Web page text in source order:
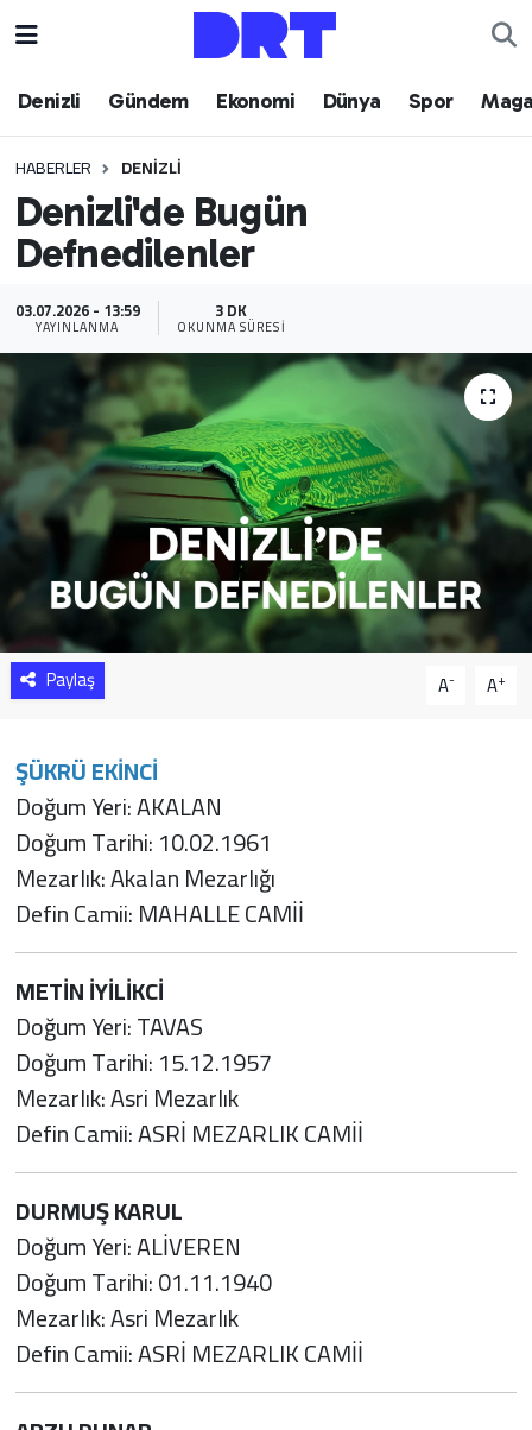
Denizli Gündem Ekonomi Dünya Spor
HABERLER DENIZLI
Denizli'de Bugün
Defnedilenler
03.07.2026 - 13:59
YAYINLANMA
3 DK
OKUNMA SÜRESI
Paylaş A- A+
ŞÜKRÜ EKİNCİ
Doğum Yeri: AKALAN
Doğum Tarihi: 10.02.1961
Mezarlık: Akalan Mezarlığı
Defin Camii: MAHALLE CAMİİ
METİN İYİLİKCİ
Doğum Yeri: TAVAS
Doğum Tarihi: 15.12.1957
Mezarlık: Asri Mezarlık
Defin Camii: ASRİ MEZARLIK CAMİİ
DURMUŞ KARUL
Doğum Yeri: ALİVEREN
Doğum Tarihi: 01.11.1940
Mezarlık: Asri Mezarlık
Defin Camii: ASRİ MEZARLIK CAMİİ
Denizli
Ekonomi
Dünya
Spor
Magazin
Teknoloji
Yaşam
Sağlık
Yazarlar
Resmi İlan
Resmi Reklam
Hava Durumu
Trafik Durumu
Puan Durumu ve Fikstür
Tüm Manşetler
Son Dakika Haberleri
Haber Arşivi